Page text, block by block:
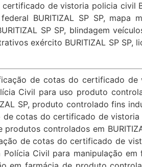
certificado de vistoria policia
BURITIZAL SP SP,
SP SP, blindagem
exército BURITIZAL SP
deposito de produto controlado em BURITIZAL SP, modificação de cotas do certificado de vistoria junto a Polícia Civil fins industriais em BURITIZAL SP, modificação de cotas do certificado de vistoria junto a Polícia Civil para manipulação em farmácia de produtos controlados em BURITIZAL SP, modificação de cotas do certificado de vistoria junto a Polícia Civil para manipulação em farmácia de produto controlado em BURITIZAL SP, modificação de cotas do certificado de vistoria junto a Polícia Civil transporte de produtos controlados em BURITIZAL SP, modificação de cotas do certificado de vistoria junto a Polícia Civil para transporte de produto controlado. modificação de cotas do certificado de vistoria junto a Polícia Civil para fabricação de produto controlado em BURITIZAL SP, modificação de cotas do certificado de vistoria junto a Polícia Civil para fabricação de produtos controlados em BURITIZAL SP, modificação de cotas do certificado de vistoria junto a Polícia Civil para importação e exportação de produtos controlados em BURITIZAL SP, modificação de cotas do certificado de vistoria junto a Polícia Civil para importação e exportação de produto controlado em BURITIZAL SP, modificação de cotas do certificado de vistoria junto a Polícia Civil para exportação de produtos controlados em BURITIZAL SP, modificação de cotas do certificado de vistoria junto a Polícia Civil para exportação de produto controlado em BURITIZAL SP, modificação de cotas do certificado de vistoria junto a Polícia Civil para depósito fechado de produtos controlados em BURITIZAL SP, inclusão de itens do certificado de vistoria junto a Polícia Civil para depósito fechado de produto controlado em BURITIZAL SP, inclusão de itens do certificado de vistoria junto a Polícia Civil para armazenagem de produtos controlados em